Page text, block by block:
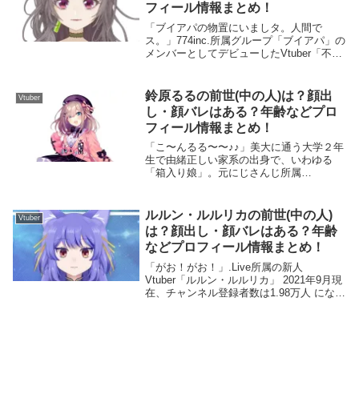
フィール情報まとめ！
「ブイアパの物置にいましタ。人間で
ス。」774inc.所属グループ「ブイアパ」の
メンバーとしてデビューしたVtuber「不磨
FPSゲームが好きなよ...
Vtuber
鈴原るるの前世(中の人)は？顔出
し・顔バレはある？年齢などプロ
フィール情報まとめ！
「こ〜んるる〜〜♪♪」美大に通う大学２年
生で由緒正しい家系の出身で、いわゆる
「箱入り娘」。元にじさんじ所属
に挑戦する好奇心旺盛な性格です。透き通
るようなとても...
Vtuber
ルルン・ルルリカの前世(中の人)
は？顔出し・顔バレはある？年齢
などプロフィール情報まとめ！
「がお！がお！」.Live所属の新人
Vtuber「ルルン・ルルリカ」 2021年9月現
在、チャンネル登録者数は1.98万人 になり